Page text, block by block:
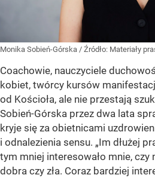
Monika Sobień-Górska / Źródło: Materiały
Coachowie, nauczyciele
kobiet, twórcy kursów
od Kościoła, ale nie przestają
Sobień-Górska przez dwa lata
kryje się za obietnicami
i odnalezienia sensu. „Im dłużej
tym mniej interesowało mnie,
dobra czy zła. Coraz bardziej